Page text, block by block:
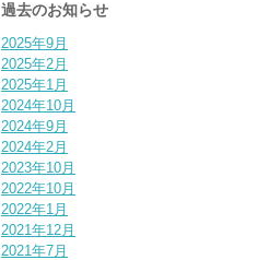
過去のお知らせ
2025年9月
2025年2月
2025年1月
2024年10月
2024年9月
2024年2月
2023年10月
2022年10月
2022年1月
2021年12月
2021年7月